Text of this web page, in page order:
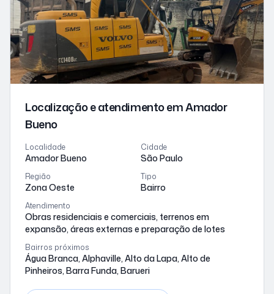
Localização e atendimentoem Amador
Bueno
Localidade
Amador Bueno
Cidade
São Paulo
Região
Zona Oeste
Tipo
Bairro
Atendimento
Obras residenciais e comerciais, terrenos em
expansão, áreas externas e preparação de lotes
Bairros próximos
Água Branca, Alphaville, Alto da Lapa, Alto de
Pinheiros, Barra Funda, Barueri